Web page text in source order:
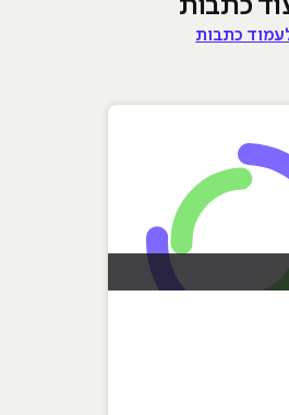
כתבות
כתבות